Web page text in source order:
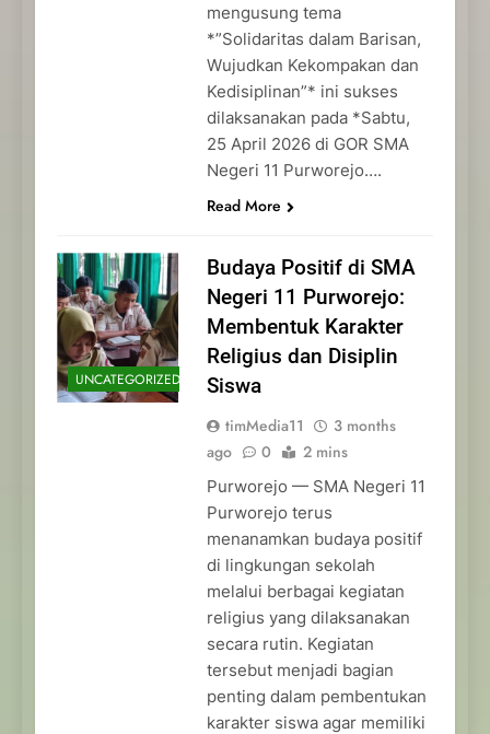
mengusung tema
*”Solidaritas dalam Barisan,
Wujudkan Kekompakan dan
Kedisiplinan”* ini sukses
dilaksanakan pada *Sabtu,
25 April 2026 di GOR SMA
Negeri 11 Purworejo….
Read More
UNCATEGORIZED
Budaya Positif di SMA
Negeri 11 Purworejo:
Membentuk Karakter
Religius dan Disiplin
Siswa
timMedia11
3 months
ago
0 2 mins
Purworejo — SMA Negeri 11
Purworejo terus
menanamkan budaya positif
di lingkungan sekolah
melalui berbagai kegiatan
religius yang dilaksanakan
secara rutin. Kegiatan
tersebut menjadi bagian
penting dalam pembentukan
karakter siswa agar memiliki